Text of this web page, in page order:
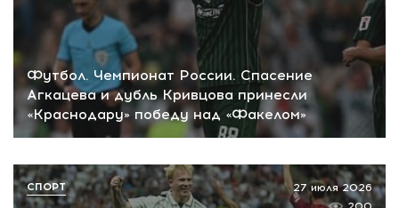
Футбол. Чемпионат России. Спасение
Агкацева и дубль Кривцова принесли
«Краснодару» победу над «Факелом»
27 июля 2026
СПОРТ